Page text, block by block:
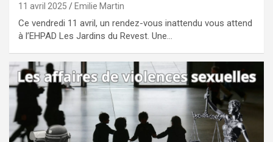
11 avril 2025 Emilie Martin
Ce vendredi 11 avril, un rendez-vous inattendu vous attend
à l’EHPAD Les Jardins du Revest. Une…